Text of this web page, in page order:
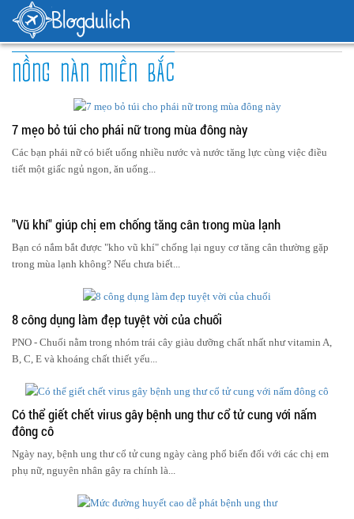
NỒNG NÀN MIỀN BẮC
7 mẹo bỏ túi cho phái nữ trong mùa đông này
Các bạn phái nữ có biết uống nhiều nước và nước tăng lực cùng việc điều
tiết một giấc ngủ ngon, ăn uống...
"Vũ khí" giúp chị em chống tăng cân trong mùa lạnh
Bạn có nắm bắt được "kho vũ khí" chống lại nguy cơ tăng cân thường gặp
trong mùa lạnh không? Nếu chưa biết...
8 công dụng làm đẹp tuyệt vời của chuối
PNO - Chuối nằm trong nhóm trái cây giàu dưỡng chất nhất như vitamin A,
B, C, E và khoáng chất thiết yếu...
Có thể giết chết virus gây bệnh ung thư cổ tử cung với nấm
đông cô
Ngày nay, bệnh ung thư cổ tử cung ngày càng phổ biến đối với các chị em
phụ nữ, nguyên nhân gây ra chính là...